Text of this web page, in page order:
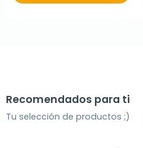
Recomendados para ti
Tu selección de productos ;)